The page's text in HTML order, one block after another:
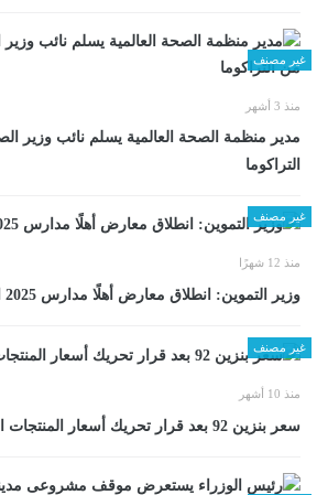
غير مصنف
منذ 3 أشهر
مدير منظمة الصحة العالمية يسلم نائب وزير
التراكوما
غير مصنف
منذ 12 شهرًا
وزير التموين: انطلاق معارض أهلًا مدارس 2025 اعتبارا من 1 سبتمبر
غير مصنف
منذ 10 أشهر
سعر بنزين 92 بعد قرار تحريك أسعار المنتجات البترولية